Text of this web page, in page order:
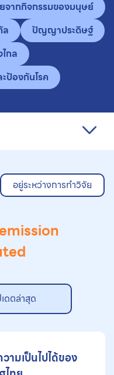
จากกิจกรรมของมนุษย์
ล
ปัญญาประดิษฐ์
กล
ป้องกันโรค
อยู่ระหว่างการทำวิจัย
ดตล่าสุด
ามเป็นไปได้ของ